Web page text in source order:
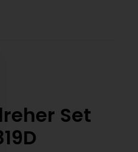
Set